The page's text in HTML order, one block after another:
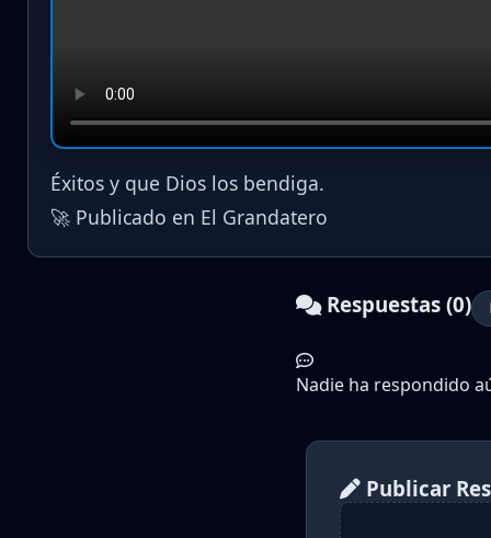
Éxitos y que Dios los bendiga.
🚀 Publicado en El Grandatero
Respuestas (0)
Nadie ha respondido
Publicar